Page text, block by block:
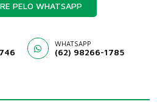
PELO WHATSAPP
WHATSAPP
(62) 98266-1785